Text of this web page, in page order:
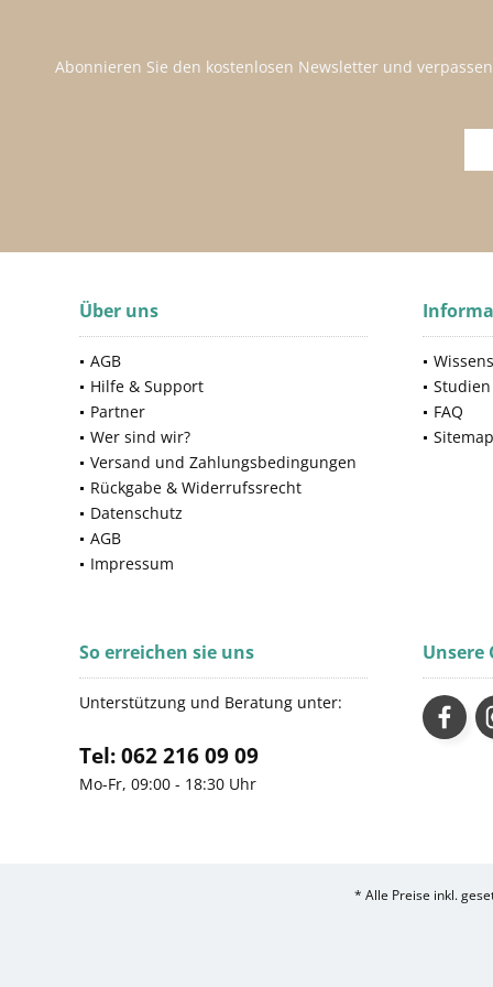
Abonnieren Sie den kostenlosen Newsletter und
Über uns
AGB
Hilfe & Support
Partner
Wer sind wir?
Versand und Zahlungsbedingungen
Rückgabe & Widerrufssrecht
Datenschutz
AGB
Impressum
Studien
FAQ
Sitemap
So erreichen sie uns
Unterstützung und Beratung unter:
Tel: 062 216 09 09
Mo-Fr, 09:00 - 18:30 Uhr
Unsere
* Alle Preise inkl.